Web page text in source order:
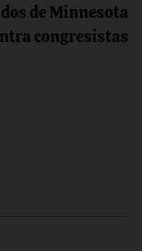
de Minnesota
congresistas